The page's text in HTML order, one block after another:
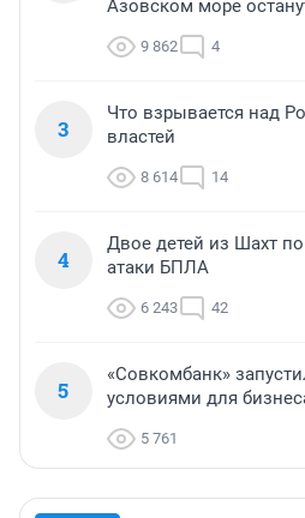
Азовском море
9 862 4
3
Что взрывается над
властей
8 614 14
4
Двое детей из Шахт
атаки БПЛА
6 243 42
5
«Совкомбанк»
условиями для
5 761